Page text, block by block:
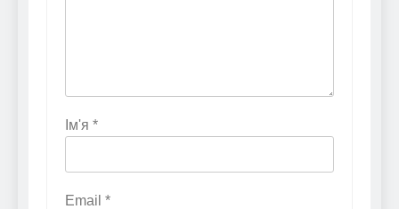
Ім'я *
Email *